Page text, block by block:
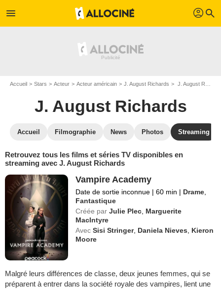
menu profil search
Accueil Stars Acteur Acteur américain J. August Richards J. August Richards : Films et séries online
J. August Richards
Accueil Filmographie News Photos Streaming
Retrouvez tous les films et séries TV disponibles en
streaming avec J. August Richards
Vampire Academy
Date de sortie inconnue | 60 min | Drame
Fantastique
Créée par Julie Plec Marguerite
MacIntyre
Avec Sisi Stringer, Daniela Nieves
Kieron
Moore
Malgré leurs différences de classe, deux jeunes femmes, qui se
préparent à entrer dans la société royale des vampires, lient une